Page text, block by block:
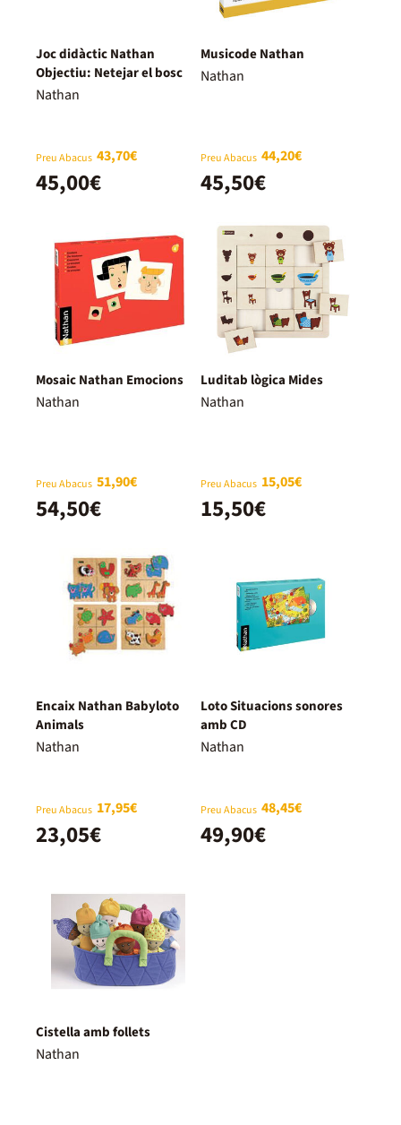
Joc didàctic Nathan
Objectiu: Netejar el bosc
Nathan
Preu Abacus 43,70€
45,00€
Musicode Nathan
Nathan
Preu Abacus 44,20€
45,50€
Mosaic Nathan Emocions
Nathan
Preu Abacus 51,90€
54,50€
Luditab lògica Mides
Nathan
Preu Abacus 15,05€
15,50€
Encaix Nathan Babyloto
Animals
Nathan
Preu Abacus 17,95€
23,05€
Loto Situacions sonores
amb CD
Nathan
Preu Abacus 48,45€
49,90€
Cistella amb follets
Nathan